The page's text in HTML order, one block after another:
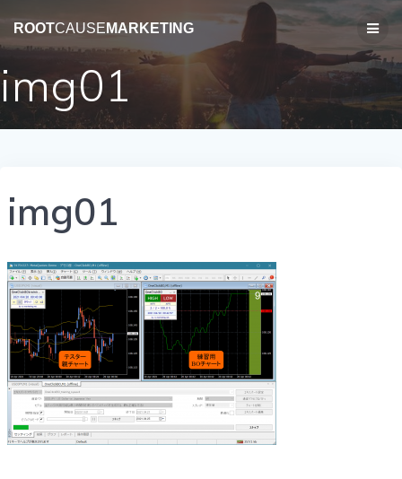
テ
へ
ス
ROOTCAUSE MARKETING
img01
img01